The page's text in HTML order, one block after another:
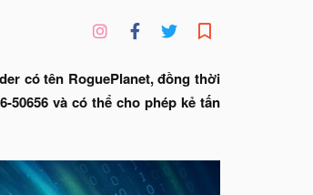
có tên RoguePlanet, đồng thời
50656 và có thể cho phép kẻ tấn